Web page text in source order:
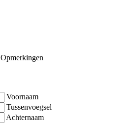
Opmerkingen
Voornaam
Tussenvoegsel
Achternaam